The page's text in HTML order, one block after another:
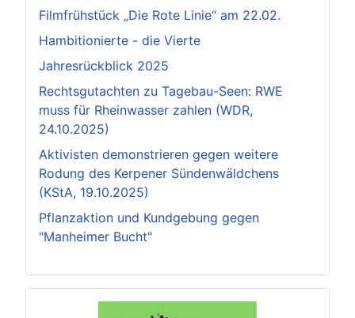
Filmfrühstück „Die Rote Linie“ am 22.02.
Hambitionierte - die Vierte
Jahresrückblick 2025
Rechtsgutachten zu Tagebau-Seen: RWE
muss für Rheinwasser zahlen (WDR,
24.10.2025)
Aktivisten demonstrieren gegen weitere
Rodung des Kerpener Sündenwäldchens
(KStA, 19.10.2025)
Pflanzaktion und Kundgebung gegen
"Manheimer Bucht"